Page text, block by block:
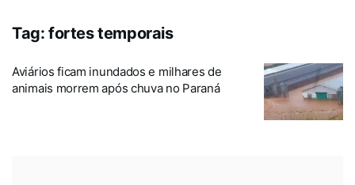
Tag: fortes temporais
Aviários ficam inundados e milhares de
animais morrem após chuva no Paraná